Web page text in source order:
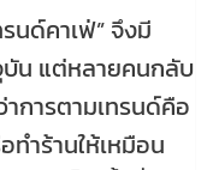
นด์คาเฟ่” จึงมี
น แต่หลายคนกลับ
าการตามเทรนด์คือ
ำร้านให้เหมือน